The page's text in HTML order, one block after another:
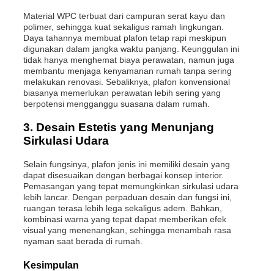
Material WPC terbuat dari campuran serat kayu dan
polimer, sehingga kuat sekaligus ramah lingkungan.
Daya tahannya membuat plafon tetap rapi meskipun
digunakan dalam jangka waktu panjang. Keunggulan ini
tidak hanya menghemat biaya perawatan, namun juga
membantu menjaga kenyamanan rumah tanpa sering
melakukan renovasi. Sebaliknya, plafon konvensional
biasanya memerlukan perawatan lebih sering yang
berpotensi mengganggu suasana dalam rumah.
3. Desain Estetis yang Menunjang
Sirkulasi Udara
Selain fungsinya, plafon jenis ini memiliki desain yang
dapat disesuaikan dengan berbagai konsep interior.
Pemasangan yang tepat memungkinkan sirkulasi udara
lebih lancar. Dengan perpaduan desain dan fungsi ini,
ruangan terasa lebih lega sekaligus adem. Bahkan,
kombinasi warna yang tepat dapat memberikan efek
visual yang menenangkan, sehingga menambah rasa
nyaman saat berada di rumah.
Kesimpulan